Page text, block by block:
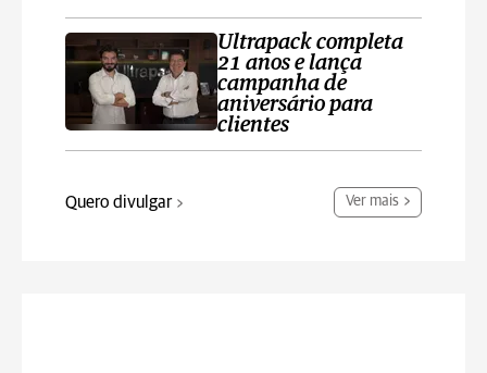
Ultrapack completa
21 anos e lança
campanha de
aniversário para
clientes
Quero divulgar Ver mais